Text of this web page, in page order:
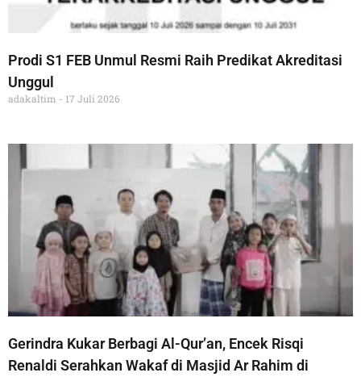
Prodi S1 FEB Unmul Resmi Raih Predikat Akreditasi
Unggul
adakaltim 17 Juli 2026
Gerindra Kukar Berbagi Al-Qur’an, Encek Risqi
Renaldi Serahkan Wakaf di Masjid Ar Rahim di